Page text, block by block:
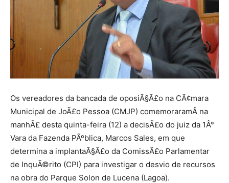
Os vereadores da bancada de oposiÃ§Ã£o na CÃ¢mara
Municipal de JoÃ£o Pessoa (CMJP) comemoraramÂ na
manhÃ£ desta quinta-feira (12) a decisÃ£o do juiz da 1Â°
Vara da Fazenda PÃºblica, Marcos Sales, em que
determina a implantaÃ§Ã£o da ComissÃ£o Parlamentar
de InquÃ©rito (CPI) para investigar o desvio de recursos
na obra do Parque Solon de Lucena (Lagoa).